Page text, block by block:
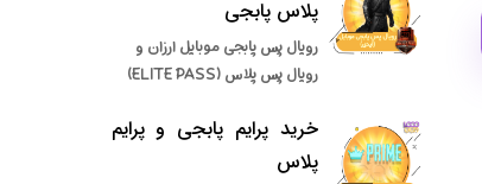
پلاس پابجی
رویال پس پابجی موبایل ارزان و
رویال پس پلاس (ELITE PASS)
خرید پرایم پابجی و پرایم
پلاس